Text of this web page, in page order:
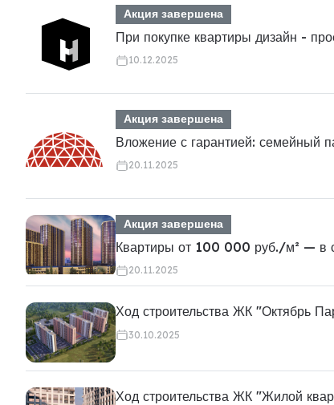
Акция завершена
При покупке квартиры дизайн -
10.12.2025
Акция завершена
Вложение с гарантией: семейный
20.11.2025
Акция завершена
Квартиры от 100 000 руб./м² — в
20.11.2025
Ход строительства ЖК "Октябрь
30.10.2025
Ход строительства ЖК "Жилой